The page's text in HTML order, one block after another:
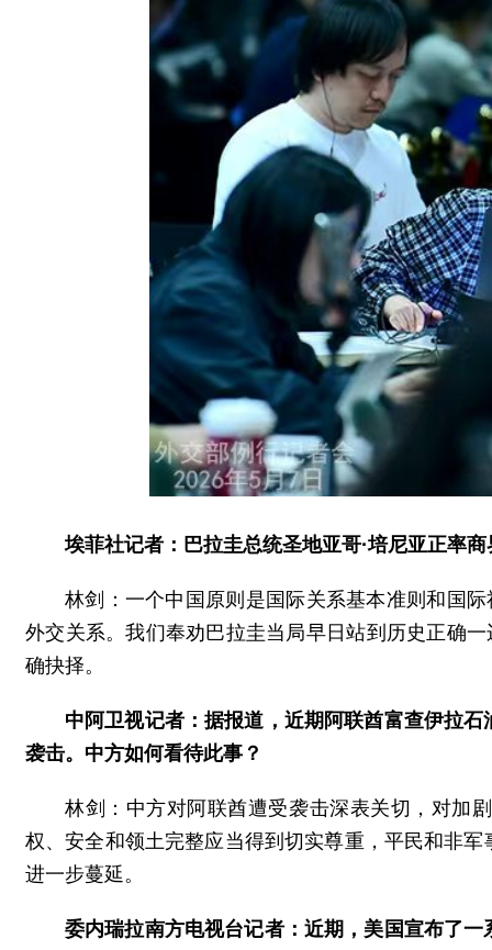
埃菲社记者：巴拉圭总统圣地亚哥·培尼亚正率
林剑：一个中国原则是国际关系基本准则和国
外交关系。我们奉劝巴拉圭当局早日站到历史正确
确抉择。
中阿卫视记者：据报道，近期阿联酋富查伊拉
袭击。中方如何看待此事？
林剑：中方对阿联酋遭受袭击深表关切，对加
权、安全和领土完整应当得到切实尊重，平民和非
进一步蔓延。
委内瑞拉南方电视台记者：近期，美国宣布了